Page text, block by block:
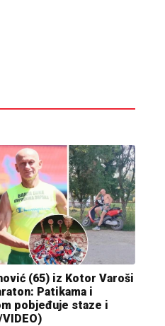
(65) iz Kotor Varoši
Patikama i
pobjeđuje staze i